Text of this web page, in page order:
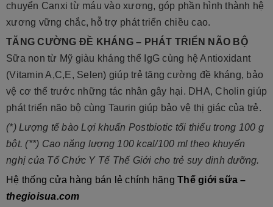
chuyển Canxi từ máu vào xương, góp phần hình thành hệ
xương vững chắc, hỗ trợ phát triển chiều cao.
TĂNG CƯỜNG ĐỀ KHÁNG – PHÁT TRIỂN NÃO BỘ
Sữa non từ Mỹ giàu kháng thể IgG cùng hệ Antioxidant
(Vitamin A,C,E, Selen) giúp trẻ tăng cường đề kháng, bảo
vệ cơ thể trước những tác nhân gây hại. DHA, Cholin giúp
phát triển não bộ cùng Taurin giúp bảo vệ thị giác của trẻ.
(*) Lượng tế bào Lợi khuẩn Postbiotic tối thiểu trong 100 g
bột. (**) Cao năng lượng 100 kcal/100 ml theo khuyến
nghị của Tổ Chức Y Tế Thế Giới cho trẻ suy dinh dưỡng.
Hệ thống cửa hàng bán lẻ chính hãng Thế giới sữa –
thegioisua.com